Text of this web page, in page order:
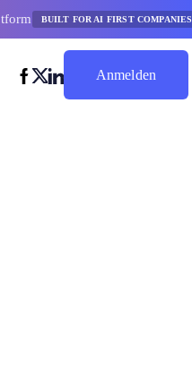
BUILT FOR AI FIRST COMPANIES
Anmelden